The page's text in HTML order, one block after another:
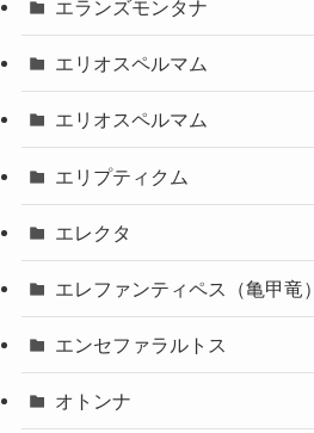
エランズモンタナ
エリオスペルマム
エリオスペルマム
エリプティクム
エレクタ
エレファンティペス（亀甲竜）
エンセファラルトス
オトンナ